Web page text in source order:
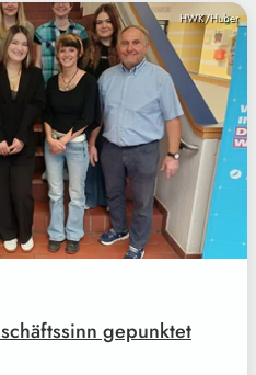
HWK/Huber
gepunktet